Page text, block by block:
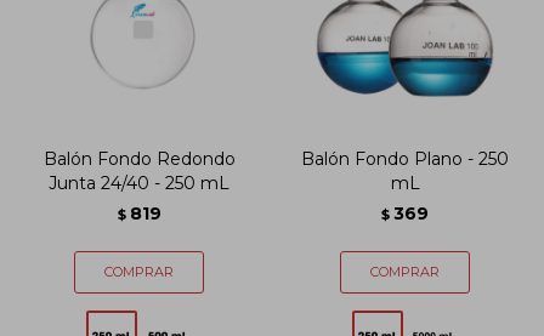
Balón Fondo Redondo
Junta 24/40 - 250 mL
$ 819
Balón Fondo Plano - 250
mL
$ 369